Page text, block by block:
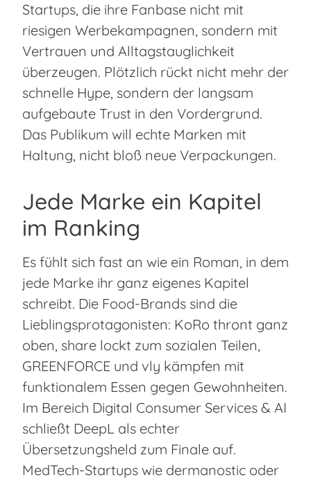
Startups, die ihre Fanbase nicht mit
riesigen Werbekampagnen, sondern mit
Vertrauen und Alltagstauglichkeit
überzeugen. Plötzlich rückt nicht mehr der
schnelle Hype, sondern der langsam
aufgebaute Trust in den Vordergrund.
Das Publikum will echte Marken mit
Haltung, nicht bloß neue Verpackungen.
Jede Marke ein Kapitel
im Ranking
Es fühlt sich fast an wie ein Roman, in dem
jede Marke ihr ganz eigenes Kapitel
schreibt. Die Food-Brands sind die
Lieblingsprotagonisten: KoRo thront ganz
oben, share lockt zum sozialen Teilen,
GREENFORCE und vly kämpfen mit
funktionalem Essen gegen Gewohnheiten.
Im Bereich Digital Consumer Services & AI
schließt DeepL als echter
Übersetzungsheld zum Finale auf.
MedTech-Startups wie dermanostic oder